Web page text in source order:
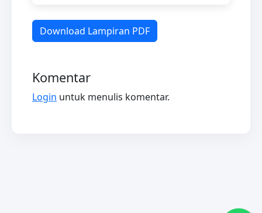
Download Lampiran PDF
Komentar
Login untuk menulis komentar.